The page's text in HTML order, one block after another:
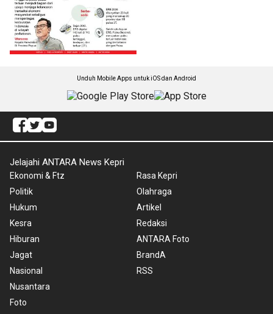
Unduh Mobile Apps untuk iOS dan Android
Jelajahi ANTARA News Kepri
Ekonomi & Ftz
Politik
Hukum
Kesra
Hiburan
Jagat
Nasional
Nusantara
Foto
Rasa Kepri
Olahraga
Artikel
Redaksi
ANTARA Foto
BrandA
RSS